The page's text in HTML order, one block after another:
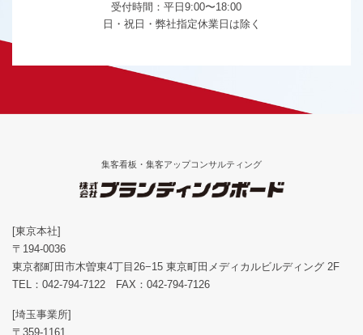
受付時間：平日9:00〜18:00
日・祝日・弊社指定休業日は除く
集客看板・集客アップコンサルティング
[東京本社]
〒194-0036
東京都町田市木曽東4丁目26−15 東京町田メディカルビルディング 2F
TEL： 042-794-7122 FAX：042-794-7126
[埼玉事業所]
〒359-1161